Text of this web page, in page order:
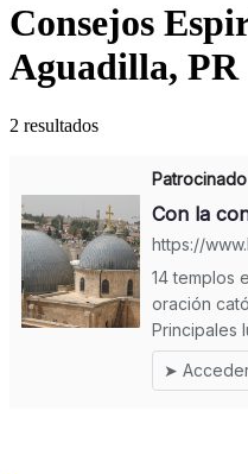
Consejos
Aguadilla, PR
2 resultados